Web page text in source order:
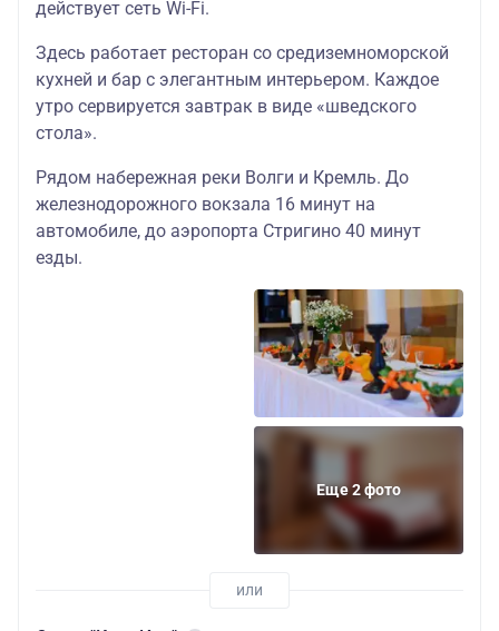
действует сеть Wi-Fi.
Здесь работает ресторан со средиземноморской
кухней и бар с элегантным интерьером. Каждое
утро сервируется завтрак в виде «шведского
стола».
Рядом набережная реки Волги и Кремль. До
железнодорожного вокзала 16 минут на
автомобиле, до аэропорта Стригино 40 минут
езды.
Еще 2 фото